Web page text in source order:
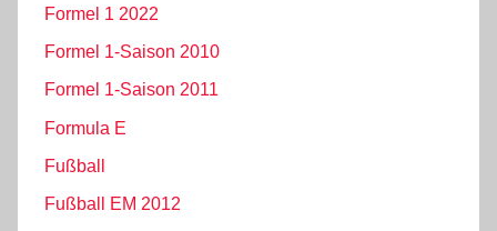
Formel 1 2022
Formel 1-Saison 2010
Formel 1-Saison 2011
Formula E
Fußball
Fußball EM 2012